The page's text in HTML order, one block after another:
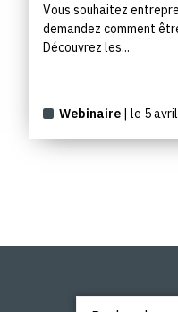
Vous souhaitez
demandez comment
Découvrez les...
Webinaire | le 5